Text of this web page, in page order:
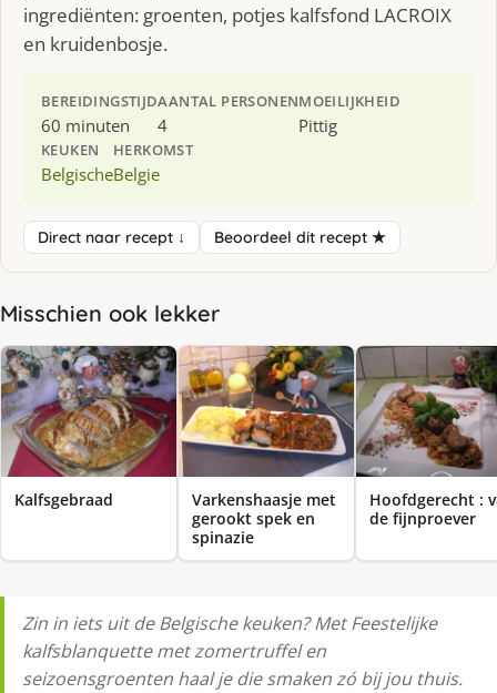
ingrediënten: groenten, potjes kalfsfond LACROIX
en kruidenbosje.
BEREIDINGSTIJD
60 minuten
AANTAL PERSONEN
4
MOEILIJKHEID
Pittig
KEUKEN
Belgische
HERKOMST
Belgie
Direct naar recept ↓ Beoordeel dit recept ★
Misschien ook lekker
Kalfsgebraad
Varkenshaasje met
gerookt spek en
spinazie
Hoofdgerecht :
de fijnproever
Zin in iets uit de Belgische keuken? Met Feestelijke
kalfsblanquette met zomertruffel en
seizoensgroenten haal je die smaken zó bij jou thuis.